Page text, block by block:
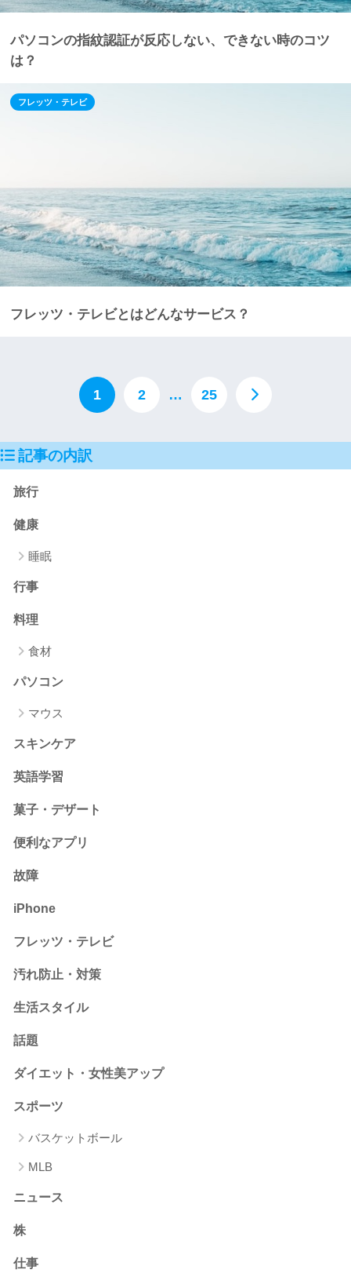
パソコンの指紋認証が反応しない、できない時のコツ
は？
フレッツ・テレビとはどんなサービス？
フレッツ・テレビ
1 2 … 25
記事の内訳
旅行
健康
睡眠
行事
料理
食材
パソコン
マウス
スキンケア
英語学習
菓子・デザート
便利なアプリ
故障
iPhone
フレッツ・テレビ
汚れ防止・対策
生活スタイル
話題
ダイエット・女性美アップ
スポーツ
バスケットボール
MLB
ニュース
株
仕事